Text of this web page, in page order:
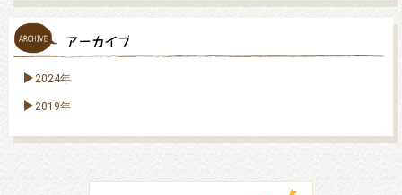
2024年
2019年